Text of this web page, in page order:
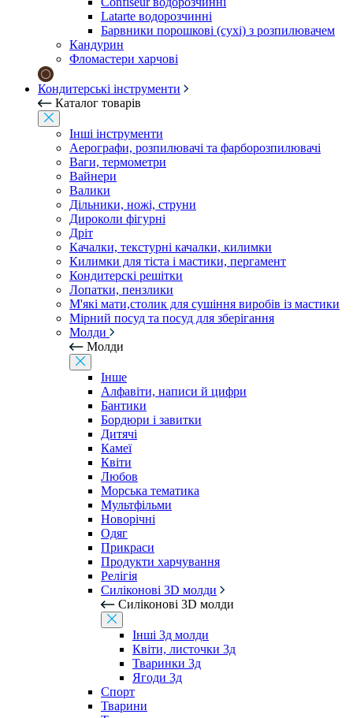
Latarte водорозчинні
Барвники порошкові (сухі) з розпилювачем
Кандурин
Фломастери харчові
Кондитерські інструменти
Каталог товарів
Інші інструменти
Аерографи, розпилювачі та фарборозпилювачі
Ваги, термометри
Вайнери
Валики
Дільники, ножі, струни
Дироколи фігурні
Дріт
Качалки, текстурні качалки, килимки
Килимки для тіста і мастики, пергамент
Кондитерскі решітки
Лопатки, пензлики
М'які мати,столик для сушіння виробів із мастики
Мірний посуд та посуд для зберігання
Молди
Молди
Інше
Алфавіти, написи й цифри
Бантики
Бордюри і завитки
Дитячі
Камеї
Квіти
Любов
Морська тематика
Мультфільми
Новорічні
Одяг
Прикраси
Продукти харчування
Релігія
Силіконові 3D молди
Силіконові 3D молди
Інші 3д молди
Квіти, листочки 3д
Тваринки 3д
Ягоди 3д
Спорт
Тварини